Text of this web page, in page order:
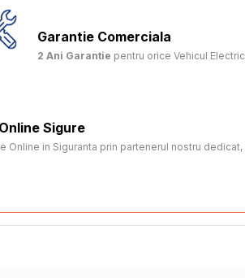
Garantie Comerciala
2 Ani Garantie pentru orice Vehicul
Sigure
Online in Siguranta prin partenerul nostru